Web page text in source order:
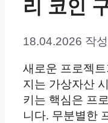
리 코인
18.04.2026 작
새로운 프로젝
지는 가상자산
키는 핵심은 프
니다. 무분별한